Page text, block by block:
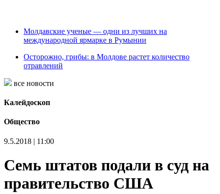
Молдавские ученые — одни из лучших на
международной ярмарке в Румынии
Осторожно, грибы: в Молдове растет количество
отравлений
все новости
Калейдоскоп
Общество
9.5.2018 | 11:00
Семь штатов подали в суд на
правительство США